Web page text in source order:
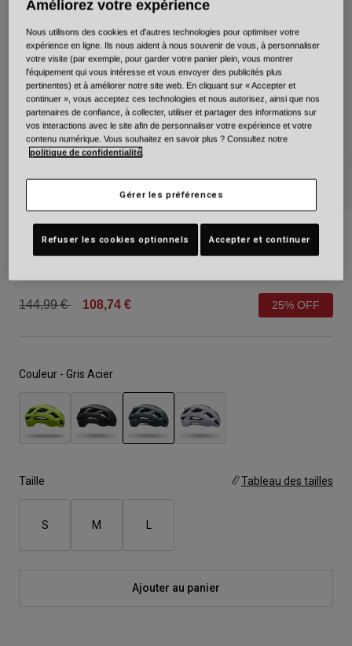
Adventure
Rétro
Pièces détachées
Voir tout
BMX
Pièces détachées
Voir tout
XR Mips Solid
Price reduced from
144,99 €to 108,74 € 25% OFF
Couleur - Gris Acier
Taille Tableau des tailles
S M
Ajouter au panier
Améliorez votre expérience
Nous utilisons des cookies et d'autres technologies pour optimiser votre
expérience en ligne. Ils nous aident à nous souvenir de vous, à personnaliser
votre visite (par exemple, pour garder votre panier plein, vous montrer
l'équipement qui vous intéresse et vous envoyer des publicités plus
pertinentes) et à améliorer notre site web. En cliquant sur « Accepter et
continuer », vous acceptez ces technologies et nous autorisez, ainsi que nos
partenaires de confiance, à collecter, utiliser et partager des informations sur
vos interactions avec le site afin de personnaliser votre expérience et votre
contenu numérique. Vous souhaitez en savoir plus ? Consultez notre
politique de confidentialité
Gérer les préférences
Refuser les cookies optionnels Accepter et continuer